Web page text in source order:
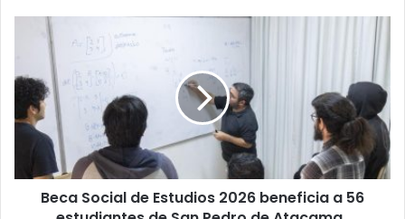
Beca Social de Estudios 2026 beneficia a 56